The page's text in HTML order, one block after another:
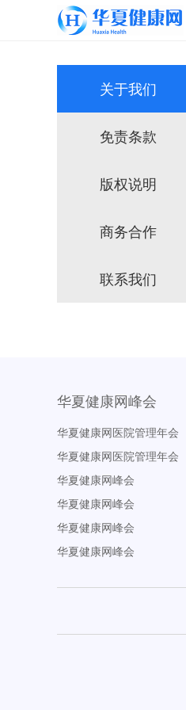
关于我们
免责条款
版权说明
商务合作
联系我们
华夏健康网峰会
华夏健康网医院管理年会
华夏健康网医院管理年会
华夏健康网峰会
华夏健康网峰会
华夏健康网峰会
华夏健康网峰会